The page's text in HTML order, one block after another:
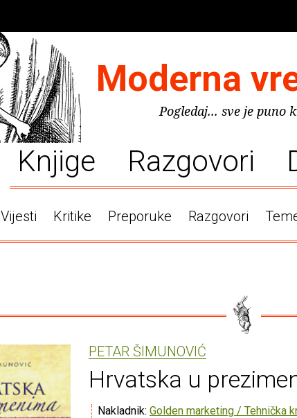
Moderna
Pogledaj... sve je puno
Knjige Razgovori
Vijesti Kritike Preporuke Razgovori
PETAR ŠIMUNOVIĆ
Hrvatska u
Nakladnik: Golden marketing / Tehnička